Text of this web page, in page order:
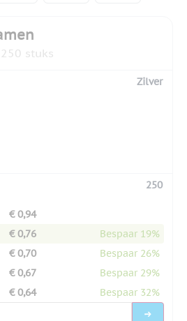
stuks
Zilver
250
€ 0,94
€ 0,76
Bespaar 19%
€ 0,70
Bespaar 26%
€ 0,67
Bespaar 29%
€ 0,64
Bespaar 32%